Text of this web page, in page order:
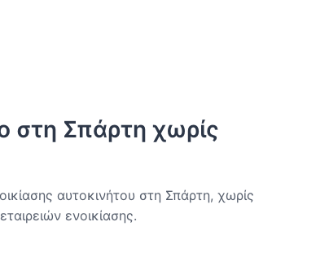
στη Σπάρτη χωρίς
αυτοκινήτου στη Σπάρτη, χωρίς
ενοικίασης.